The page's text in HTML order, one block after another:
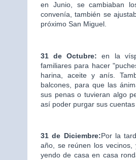
en Junio, se cambiaban
convenía, también se
próximo San Miguel.
31 de Octubre:en la
familiares para hacer
harina, aceite y anís.
balcones, para que las
sus penas o tuvieran algo
así poder purgar sus
31 de Diciembre:Por la
año, se reúnen los
yendo de casa en casa